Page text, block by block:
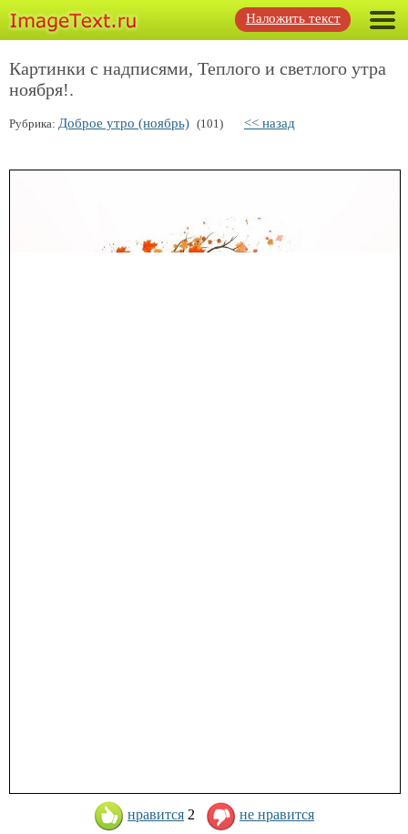
Наложить текст
Картинки с надписями, Теплого и светлого утра
ноября!.
Рубрика: Доброе утро (ноябрь) (101) << назад
нравится 2 не нравится